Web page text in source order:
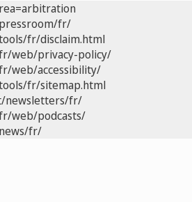
fr/
fr/disclaim.html
web/privacy-policy/
web/accessibility/
fr/sitemap.html
newsletters/fr/
web/podcasts/
fr/